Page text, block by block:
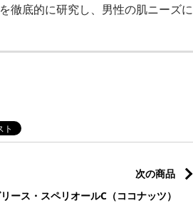
徹底的に研究し、男性の肌ニーズに
次の商品
ース・スペリオールC（ココナッツ）